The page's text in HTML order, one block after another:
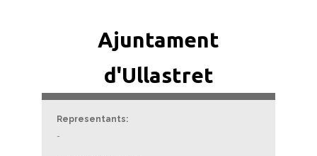
Ajuntament
d'Ullastret
Representants:
-